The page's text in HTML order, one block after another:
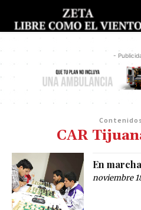
-
CAR
En
noviembre